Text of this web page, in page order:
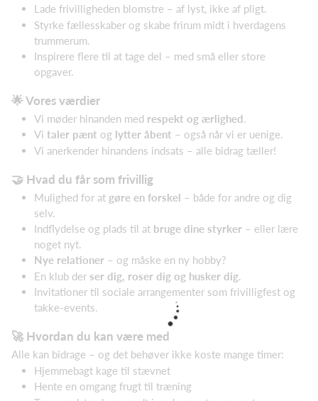
Lade frivilligheden blomstre – af lyst, ikke af pligt.
Styrke fællesskaber og skabe frirum midt i hverdagens
trummerum.
Inspirere flere til at tage del – med små eller store
opgaver.
🌟 Vores værdier
Vi møder hinanden med respekt og ærlighed
Vi taler pænt og lytter åbent – også når vi er uenige.
Vi anerkender hinandens indsats – alle bidrag tæller!
🤝 Hvad du får som frivillig
Mulighed for at gøre en forskel – både for andre og dig
selv.
Indflydelse og plads til at bruge dine styrker – eller lære
noget nyt.
Nye relationer – og måske en ny hobby?
En klub der ser dig, roser dig og husker dig
Invitationer til sociale arrangementer som frivilligfest og
takke-events.
🚀 Hvordan du kan være med
Alle kan bidrage – og det behøver ikke koste mange timer:
Hjemmebagt kage til stævnet
Hente en omgang frugt til træning